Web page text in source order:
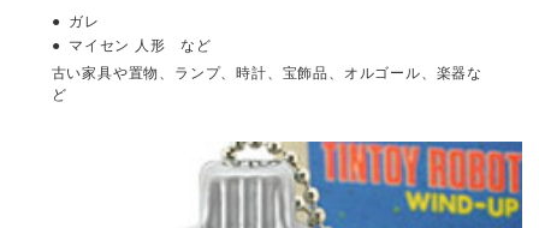
ガレ
マイセン 人形 など
古い家具や置物、ランプ、時計、宝飾品、オルゴール、楽器な
ど